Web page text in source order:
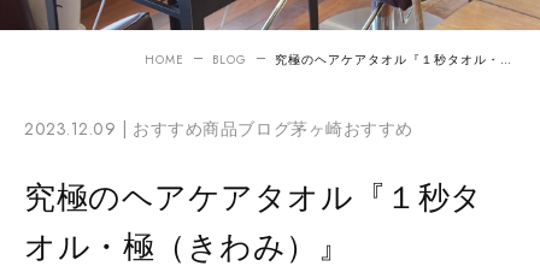
HOME BLOG 究極のヘアケアタオル『１秒タオル・極（きわみ）』
2023.12.09 | おすすめ商品ブログ茅ヶ崎おすすめ
究極のヘアケアタオル『１秒タ
オル・極（きわみ）』